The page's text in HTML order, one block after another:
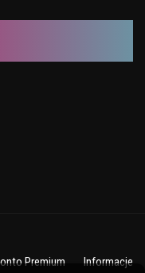
Premium
Informacje